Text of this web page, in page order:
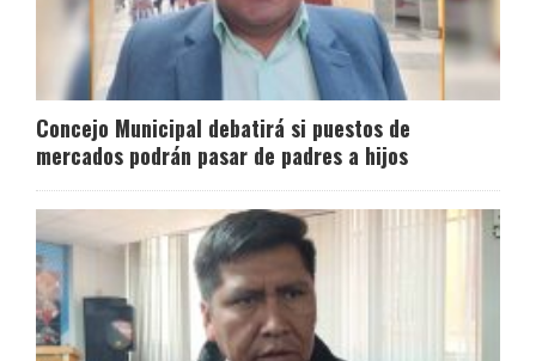
Concejo Municipal debatirá si puestos de
mercados podrán pasar de padres a hijos